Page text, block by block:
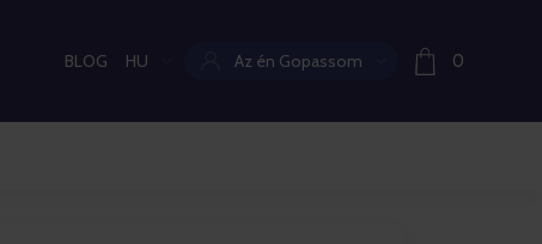
BLOG Aktuális nyelv:
HU Az én Gopassom 0